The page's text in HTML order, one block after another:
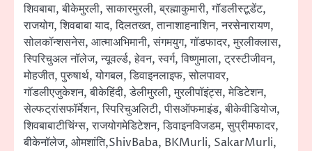
शिवबाबा, बीकेमुरली, साकारमुरली, ब्रह्माकुमारी, गॉडलीस्टूडेंट,
राजयोग, शिवबाबा याद, दिलतख्त, तानाशाहनाशिन, नरसेनारायण,
सोलकॉन्शसनेस, आत्माअभिमानी, संगमयुग, गॉडफादर, मुरलीक्लास,
स्पिरिचुअल नॉलेज, न्यूवर्ल्ड, हेवन, स्वर्ग, विष्णुमाला, ट्रस्टीजीवन,
मोहजीत, पुरुषार्थ, योगबल, डिवाइनलाइफ, सोलपावर,
गॉडलीएजुकेशन, बीकेहिंदी, डेलीमुरली, मुरलीपॉइंट्स, मेडिटेशन,
सेल्फट्रांसफॉर्मेशन, स्पिरिचुअलिटी, पीसऑफमाइंड, बीकेवीडियोज,
शिवबाबाटीचिंग्स, राजयोगमेडिटेशन, डिवाइनविजडम, सुप्रीमफादर,
बीकेनॉलेज, ओमशांति,ShivBaba, BKMurli, SakarMurli,